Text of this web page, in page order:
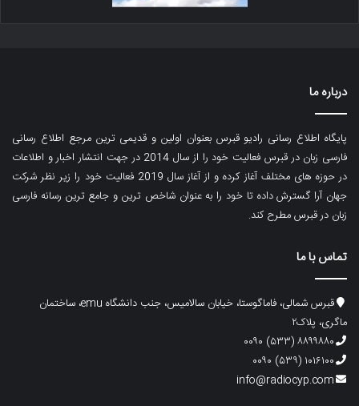
درباره ما
پایگاه اطلاع رسانی رادیو قبرس بعنوان اولین و قدیمی ترین مرجع اطلاع رسانی
فارسی زبان در قبرس فعالیت خود را از سال 2014 در جهت انتشار اخبار و اطلاعات
در حوزه های مختلف آغاز کرده و از آغاز سال 2019 فعالیت خود را زیر نظر شرکت
جهان آرا گسترش داده تا خود را به عنوان شاخص ترین و جامع ترین رسانه فارسی
زبان در قبرس مطرح کند.
تماس با ما
قبرس شمالی، فاماگوستا، خیابان سالامیس، جنب دانشگاه emu، ساختمان
ماگری، پلاک۲
۸۸۹۹۸۸۰ (۵۳۳) ۰۰۹۰
۱۰۱۶۱۰۰ (۵۳۹) ۰۰۹۰
info@radiocyp.com